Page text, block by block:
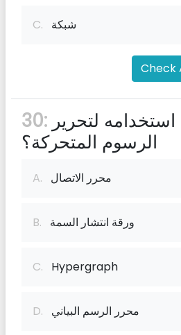
C. شبكة
Check
30:
الرسوم المتحركة؟
A. محرر الاتصال
B. ورقة انتشار السمة
C. Hypergraph
D. محرر الرسم البياني